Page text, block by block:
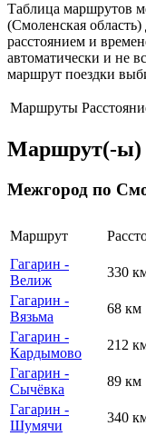
Таблица маршрутов
(Смоленская
расстоянием и
автоматически и не
маршрут поездки
Маршруты
Маршрут(-ы)
Межгород по
Маршрут
Гагарин -
Велиж
330
Гагарин -
Вязьма
68 км
Гагарин -
Кардымово
212
Гагарин -
Сычёвка
89 км
Гагарин -
Шумячи
340